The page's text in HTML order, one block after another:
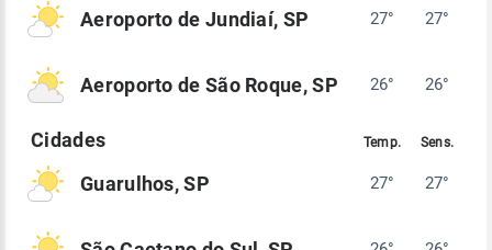
Aeroporto de Jundiaí, SP 27° 27°
Aeroporto de São Roque, SP 26° 26°
Guarulhos, SP 27° 27°